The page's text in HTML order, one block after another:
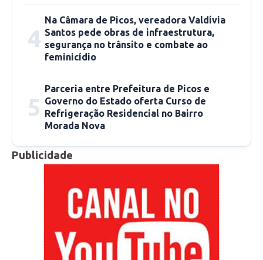
4
Na Câmara de Picos, vereadora Valdívia
Santos pede obras de infraestrutura,
segurança no trânsito e combate ao
feminicídio
5
Parceria entre Prefeitura de Picos e
Governo do Estado oferta Curso de
Refrigeração Residencial no Bairro
Morada Nova
Publicidade